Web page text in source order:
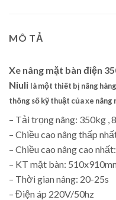
MÔ TẢ
Xe nâng mặt bàn điện
Niuli là một thiết bị nâng
thông số kỹ thuật của xe nâng
– Tải trọng nâng: 350kg ,
– Chiều cao nâng thấp
– Chiều cao nâng cao
– KT mặt bàn:
– Thời gian nâng: 20-25s
– Điện áp 220V/50hz